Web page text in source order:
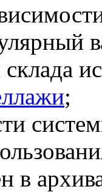
склада
;
в